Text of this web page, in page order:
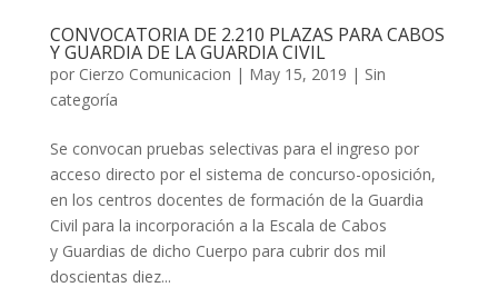
CONVOCATORIA DE 2.210 PLAZAS PARA CABOS
Y GUARDIA DE LA GUARDIA CIVIL
por Cierzo Comunicacion | May 15, 2019 | Sin
categoría
Se convocan pruebas selectivas para el ingreso por
acceso directo por el sistema de concurso-oposición,
en los centros docentes de formación de la Guardia
Civil para la incorporación a la Escala de Cabos
y Guardias de dicho Cuerpo para cubrir dos mil
doscientas diez...